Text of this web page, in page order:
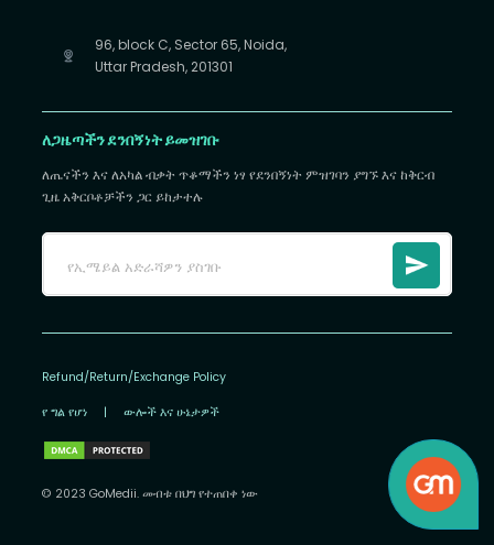
96, block C, Sector 65, Noida,
Uttar Pradesh, 201301
ለጋዜጣችን ደንበኝነት ይመዝገቡ
ለጤናችን እና ለአካል ብቃት ጥቆማችን ነፃ የደንበኝነት ምዝገባን ያግኙ እና ከቅርብ
ጊዜ አቅርቦቶቻችን ጋር ይከታተሉ
Refund/Return/Exchange Policy
የ ግል የሆነ | ውሎች እና ሁኔታዎች
© 2023 GoMedii. መብቱ በህግ የተጠበቀ ነው